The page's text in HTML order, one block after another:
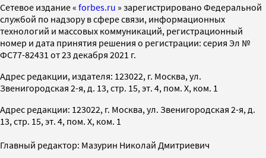
Cетевое издание « forbes.ru » зарегистрировано Федеральной
службой по надзору в сфере связи, информационных
технологий и массовых коммуникаций, регистрационный
номер и дата принятия решения о регистрации: серия Эл №
ФС77-82431 от 23 декабря 2021 г.
Адрес редакции, издателя: 123022, г. Москва, ул.
Звенигородская 2-я, д. 13, стр. 15, эт. 4, пом. X, ком. 1
Адрес редакции: 123022, г. Москва, ул. Звенигородская 2-я, д.
13, стр. 15, эт. 4, пом. X, ком. 1
Главный редактор: Мазурин Николай Дмитриевич